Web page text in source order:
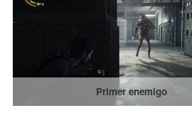
Primer enemigo